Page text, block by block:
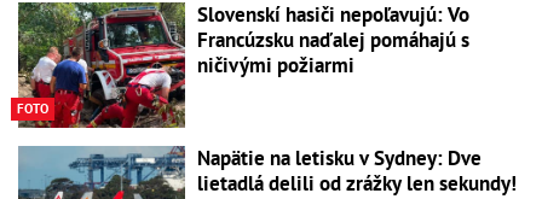
FOTO
Slovenskí hasiči nepoľavujú: Vo
Francúzsku naďalej pomáhajú s
ničivými požiarmi
Napätie na letisku v Sydney: Dve
lietadlá delili od zrážky len sekundy!